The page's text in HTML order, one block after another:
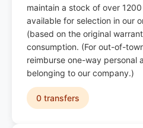
maintain a stock of over
available for selection in our
(based on the original
consumption. (For out-of-
reimburse one-way personal
belonging to our company.)
0 transfers